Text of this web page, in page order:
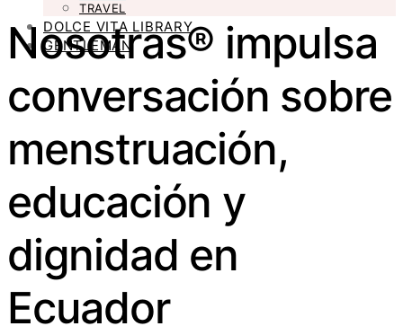
TRAVEL
DOLCE VITA LIBRARY
GENTLEMAN
Nosotras® impulsa
conversación sobre
menstruación,
educación y
dignidad en
Ecuador